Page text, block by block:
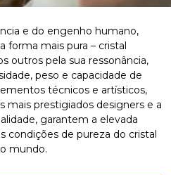
e do engenho humano,
forma mais pura – cristal
outros pela sua ressonância,
peso e capacidade de
técnicos e artísticos,
mais prestigiados designers e a
garantem a elevada
condições de pureza do cristal
mundo.